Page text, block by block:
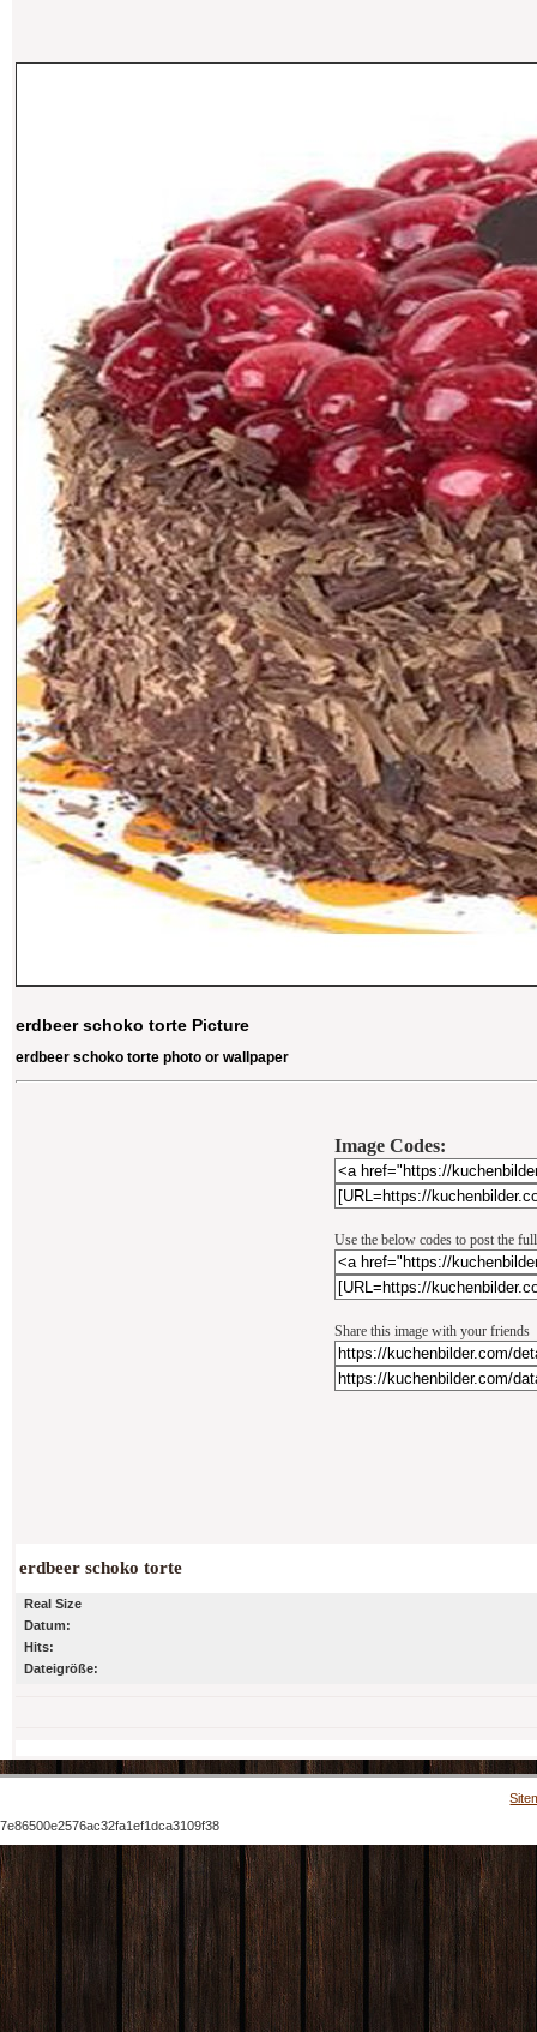
erdbeer schoko torte Picture
erdbeer schoko torte photo or wallpaper
Image Codes:
Use the below codes to post the
Share this image with your friends
erdbeer schoko torte
Real Size
Datum:
Hits:
Dateigröße:
7e86500e2576ac32fa1ef1dca3109f38